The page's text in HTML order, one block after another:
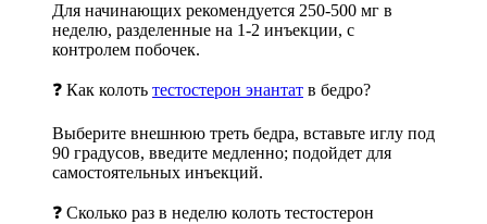
Для начинающих рекомендуется 250-500 мг в
неделю, разделенные на 1-2 инъекции, с
контролем побочек.
❓ Как колоть тестостерон энантат в бедро?
Выберите внешнюю треть бедра, вставьте иглу под
90 градусов, введите медленно; подойдет для
самостоятельных инъекций.
❓ Сколько раз в неделю колоть тестостерон